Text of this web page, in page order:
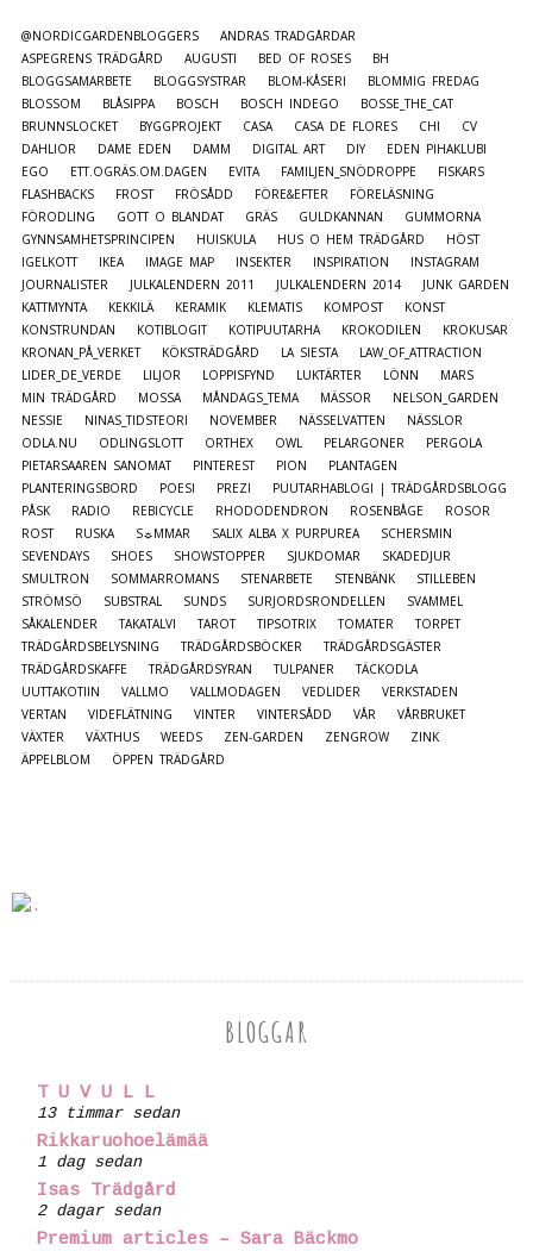
@NORDICGARDENBLOGGERS
ANDRAS TRÄDGÅRDAR
ASPEGRENS TRÄDGÅRD
AUGUSTI BED OF ROSES
BH
BLOGGSAMARBETE
BLOGGSYSTRAR BLOM-KÅSERI
BLOMMIG FREDAG
BLOSSOM
BLÅSIPPA BOSCH BOSCH INDEGO
BOSSE_THE_CAT
BRUNNSLOCKET
BYGGPROJEKT CASA CASA DE FLORES CHI
CV
DAHLIOR
DAME EDEN DAMM DIGITAL ART DIY
EDEN PIHAKLUBI
EGO
ETT.OGRÄS.OM.DAGEN EVITA FAMILJEN_SNÖDROPPE
FISKARS
FLASHBACKS
FROST FRÖSÅDD FÖRE&EFTER
FÖRELÄSNING
FÖRODLING
GOTT O BLANDAT GRÄS GULDKANNAN
GUMMORNA
GYNNSAMHETSPRINCIPEN
HUISKULA HUS O HEM TRÄDGÅRD
HÖST
IGELKOTT
IKEA IMAGE MAP INSEKTER INSPIRATION
INSTAGRAM
JOURNALISTER
JULKALENDERN 2011 JULKALENDERN 2014
JUNK GARDEN
KATTMYNTA
KEKKILÄ KERAMIK KLEMATIS KOMPOST
KONST
KONSTRUNDAN
KOTIBLOGIT KOTIPUUTARHA KROKODILEN
KROKUSAR
KRONAN_PÅ_VERKET
KÖKSTRÄDGÅRD LA SIESTA
LAW_OF_ATTRACTION
LIDER_DE_VERDE
LILJOR LOPPISFYND LUKTÄRTER LÖNN
MARS
MIN TRÄDGÅRD
MOSSA MÅNDAGS_TEMA MÄSSOR
NELSON_GARDEN
NESSIE
NINAS_TIDSTEORI NOVEMBER NÄSSELVATTEN
NÄSSLOR
ODLA.NU
ODLINGSLOTT ORTHEX OWL PELARGONER
PERGOLA
PIETARSAAREN SANOMAT
PINTEREST PION
PLANTAGEN
PLANTERINGSBORD
POESI PREZI
PUUTARHABLOGI | TRÄDGÅRDSBLOGG
PÅSK
RADIO REBICYCLE RHODODENDRON ROSENBÅGE
ROSOR
ROST
RUSKA S☼MMAR SALIX ALBA X PURPUREA
SCHERSMIN
SEVENDAYS
SHOES SHOWSTOPPER SJUKDOMAR
SKADEDJUR
SMULTRON
SOMMARROMANS STENARBETE STENBÄNK
STILLEBEN
STRÖMSÖ
SUBSTRAL SUNDS SURJORDSRONDELLEN
SVAMMEL
SÅKALENDER
TAKATALVI TAROT TIPSOTRIX TOMATER
TORPET
TRÄDGÅRDSBELYSNING
TRÄDGÅRDSBÖCKER
TRÄDGÅRDSGÄSTER
TRÄDGÅRDSKAFFE
TRÄDGÅRDSYRAN TULPANER
TÄCKODLA
UUTTAKOTIIN
VALLMO VALLMODAGEN VEDLIDER
VERKSTADEN
VERTAN
VIDEFLÄTNING VINTER VINTERSÅDD VÅR
VÅRBRUKET
VÄXTER
VÄXTHUS WEEDS ZEN-GARDEN ZENGROW
ZINK
ÄPPELBLOM
ÖPPEN TRÄDGÅRD
BLOGGAR
T U V U L L
13 timmar sedan
Rikkaruohoelämää
1 dag sedan
Isas Trädgård
2 dagar sedan
Premium articles – Sara Bäckmo